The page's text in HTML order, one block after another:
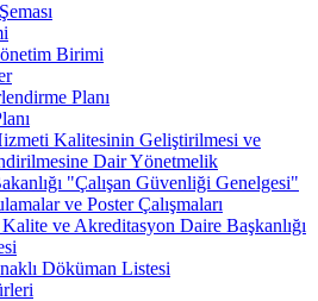
Birimi
Planı
Kalitesinin Geliştirilmesi ve
Dair Yönetmelik
"Çalışan Güvenliği Genelgesi"
ve Poster Çalışmaları
Kalite ve Akreditasyon Daire Başkanlığı
Döküman Listesi